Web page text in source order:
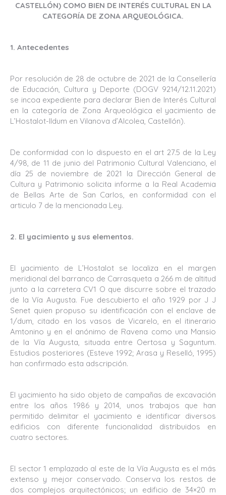
CASTELLÓN) COMO BIEN DE INTERÉS CULTURAL EN LA
CATEGORÍA DE ZONA ARQUEOLÓGICA.
1. Antecedentes
Por resolución de 28 de octubre de 2021 de la Consellería
de Educación, Cultura y Deporte (DOGV 9214/12.11.2021)
se incoa expediente para declarar Bien de Interés Cultural
en la categoría de Zona Arqueológica el yacimiento de
L’Hostalot-lldum en Vilanova d’Alcolea, Castellón).
De conformidad con lo dispuesto en el art 27.5 de la Ley
4/98, de 11 de junio del Patrimonio Cultural Valenciano, el
día 25 de noviembre de 2021 la Dirección General de
Cultura y Patrimonio solicita informe a la Real Academia
de Bellas Arte de San Carlos, en conformidad con el
articulo 7 de la mencionada Ley.
2. El yacimiento y sus elementos.
El yacimiento de L’Hostalot se localiza en el margen
meridional del barranco de Carrasqueta a 266 m de altitud
junto a la carretera CV1 O que discurre sobre el trazado
de la Vía Augusta. Fue descubierto el año 1929 por J J
Senet quien propuso su identificación con el enclave de
1/dum, citado en los vasos de Vicarelo, en el itinerario
Amtonino y en el anónimo de Ravena como una Mansio
de la Vía Augusta, situada entre Oertosa y Saguntum.
Estudios posteriores (Esteve 1992; Arasa y Reselló, 1995)
han confirmado esta adscripción.
El yacimiento ha sido objeto de campañas de excavación
entre los años 1986 y 2014, unos trabajos que han
permitido delimitar el yacimiento e identificar diversos
edificios con diferente funcionalidad distribuidos en
cuatro sectores.
El sector 1 emplazado al este de la Vía Augusta es el más
extenso y mejor conservado. Conserva los restos de
dos complejos arquitectónicos; un edificio de 34×20 m